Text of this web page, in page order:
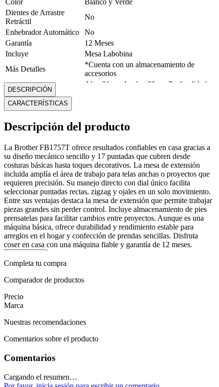
Color
Blanco y Verde
Dientes de Arrastre
Retráctil
No
Enhebrador Automático
No
Garantía
12 Meses
Incluye
Mesa Labobina
Más Detalles
*Cuenta con un almacenamiento de
accesorios
Medidas
Alto: 31 cm Ancho: 39 cm Profundidad:
Modelo
Velocidad de Costura
750 spm
DESCRIPCIÓN
CARACTERÍSTICAS
Descripción del producto
La Brother FB1757T ofrece resultados confiables en casa gracias a
su diseño mecánico sencillo y 17 puntadas que cubren desde
costuras básicas hasta toques decorativos. La mesa de extensión
incluida amplía el área de trabajo para telas anchas o proyectos que
requieren precisión. Su manejo directo con dial único facilita
seleccionar puntadas rectas, zigzag y ojales en un solo movimiento.
Entre sus ventajas destaca la mesa de extensión que permite trabajar
piezas grandes sin perder control. Incluye almacenamiento de pies
prensatelas para facilitar cambios entre proyectos. Aunque es una
máquina básica, ofrece durabilidad y rendimiento estable para
arreglos en el hogar y confección de prendas sencillas. Disfruta
coser en casa con una máquina fiable y garantía de 12 meses.
Completa tu compra
Comparador de productos
Precio
Marca
Nuestras recomendaciones
Comentarios sobre el producto
Comentarios
Cargando el resumen…